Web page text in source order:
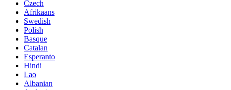
Czech
Afrikaans
Swedish
Polish
Basque
Catalan
Esperanto
Hindi
Lao
Albanian